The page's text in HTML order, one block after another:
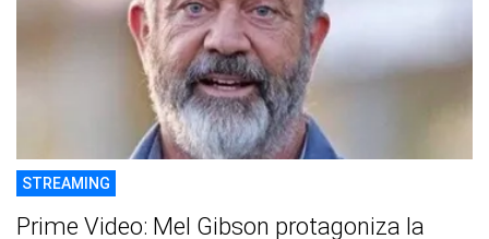
STREAMING
Prime Video: Mel Gibson protagoniza la